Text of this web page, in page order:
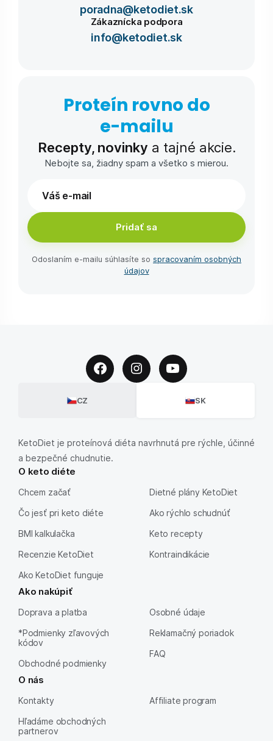
poradna@ketodiet.sk
Zákaznícka podpora
info@ketodiet.sk
Proteín rovno do
e-⁠mailu
Recepty, novinky a tajné akcie.
Nebojte sa, žiadny spam a všetko s mierou.
Pridať sa
Odoslaním e-⁠mailu súhlasíte so spracovaním osobných
údajov
CZ SK
KetoDiet je proteínová diéta navrhnutá pre rýchle, účinné
a bezpečné chudnutie.
O keto diéte
Chcem začať
Čo jesť pri keto diéte
BMI kalkulačka
Recenzie KetoDiet
Ako KetoDiet funguje
Dietné plány KetoDiet
Ako rýchlo schudnúť
Keto recepty
Kontraindikácie
Ako nakúpiť
Doprava a platba
*Podmienky zľavových
kódov
Obchodné podmienky
Osobné údaje
Reklamačný poriadok
FAQ
O nás
Kontakty
Hľadáme obchodných
partnerov
Affiliate program